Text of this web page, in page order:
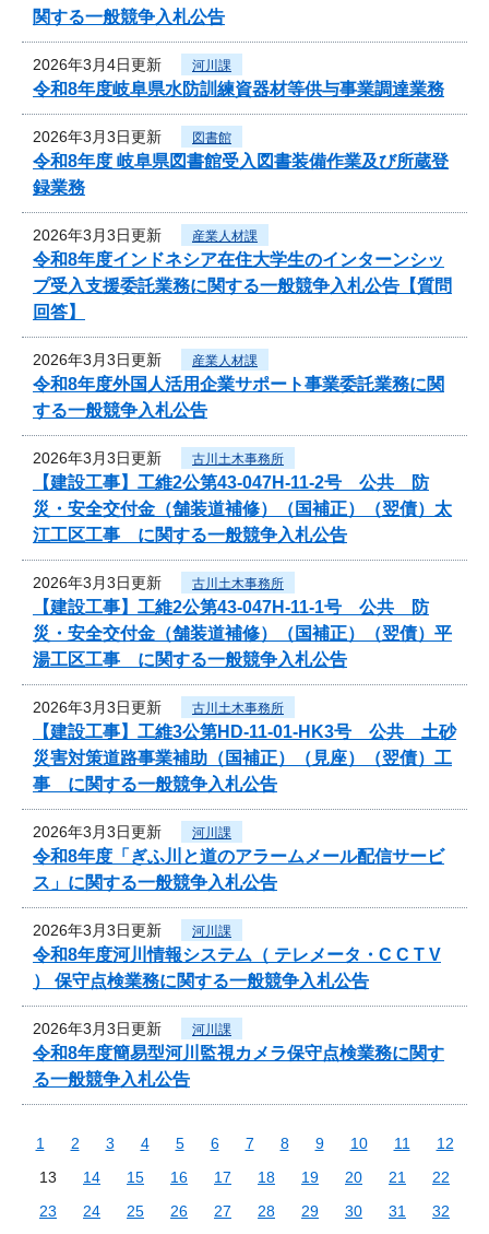
関する一般競争入札公告
2026年3月4日更新 河川課
令和8年度岐阜県水防訓練資器材等供与事業調達業務
2026年3月3日更新 図書館
令和8年度 岐阜県図書館受入図書装備作業及び所蔵登
録業務
2026年3月3日更新 産業人材課
令和8年度インドネシア在住大学生のインターンシッ
プ受入支援委託業務に関する一般競争入札公告【質問
回答】
2026年3月3日更新 産業人材課
令和8年度外国人活用企業サポート事業委託業務に関
する一般競争入札公告
2026年3月3日更新 古川土木事務所
【建設工事】工維2公第43-047H-11-2号 公共 防
災・安全交付金（舗装道補修）（国補正）（翌債）太
江工区工事 に関する一般競争入札公告
2026年3月3日更新 古川土木事務所
【建設工事】工維2公第43-047H-11-1号 公共 防
災・安全交付金（舗装道補修）（国補正）（翌債）平
湯工区工事 に関する一般競争入札公告
2026年3月3日更新 古川土木事務所
【建設工事】工維3公第HD-11-01-HK3号 公共 土砂
災害対策道路事業補助（国補正）（見座）（翌債）工
事 に関する一般競争入札公告
2026年3月3日更新 河川課
令和8年度「ぎふ川と道のアラームメール配信サービ
ス」に関する一般競争入札公告
2026年3月3日更新 河川課
令和8年度河川情報システム（ テレメータ・C C T V
） 保守点検業務に関する一般競争入札公告
2026年3月3日更新 河川課
令和8年度簡易型河川監視カメラ保守点検業務に関す
る一般競争入札公告
1 2 3 4 5 6 7 8 9 10 11
12
13
14 15 16 17 18 19 20 21
22
23
24 25 26 27 28 29 30 31
32